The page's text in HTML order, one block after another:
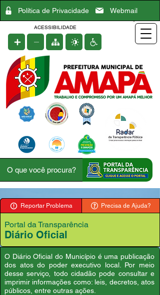
Política de Privacidade Webmail
ACESSIBILIDADE
Reportar Problema Precisa de Ajuda?
Portal da Transparência
Diário Oficial
O Diário Oficial do Município é uma publicação
dos atos do poder executivo local. Por meio
desse serviço, todo cidadão pode consultar e
imprimir informações como: leis, decretos, atos
públicos, entre outras ações.